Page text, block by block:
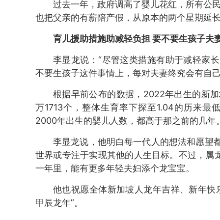
过去一年，政府调高了婴儿花红，所有公
也把父亲的有薪陪产假，从原本的两个星期延
育儿援助措施助减轻负担 要不要生孩子夫
李显龙说：“尽管这类措施有助于减轻家
不要生孩子这件事情上，每对夫妻终究会有自
根据早前公布的数据，2022年出生的新
万1713个，整体生育率下探至1.04的历来最
2000年出生的婴儿人数，都高于那之前的几年
李显龙说，他明白每一代人的想法和愿望
世界或专注于实现其他的人生目标。不过，属
一年里，能有更多年轻夫妇添个龙宝宝。
他也祝愿全体新加坡人龙年吉祥、新年
甲辰龙年”。